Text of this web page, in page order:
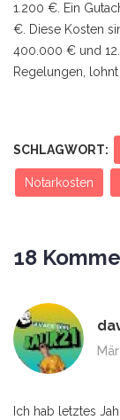
1.200 €. Ein
€. Diese Kosten
400.000 € und
Regelungen,
SCHLAGWORT:
Notarkosten
18
Ich hab letztes